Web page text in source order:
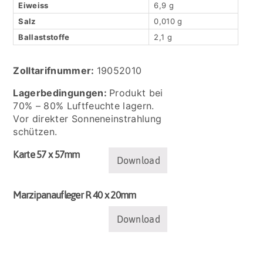
Eiweiss
6,9 g
Salz
0,010 g
Ballaststoffe
2,1 g
Zolltarifnummer: 19052010
Lagerbedingungen: Produkt bei
70% – 80% Luftfeuchte lagern.
Vor direkter Sonneneinstrahlung
schützen.
Karte 57 x 57mm
Download
Marzipanaufleger R 40 x 20mm
Download